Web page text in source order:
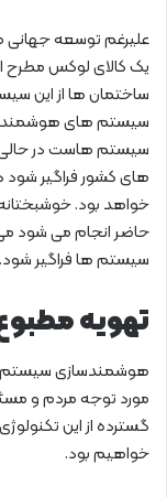
علیرغم توسعه جهانی
یک کالای لوکس مطرح
ساختمان ها از این
سیستم های هوشمند
سیستم هاست در حالی
های کشور فراگیر شود
خواهد بود.
حاضر انجام می شود می
سیستم ها فراگیر شود.
تهویه
هوشمندسازی سیستم
مورد توجه مردم و
گسترده از این
خواهیم بود.